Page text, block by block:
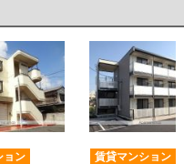
ョン
賃貸マンション